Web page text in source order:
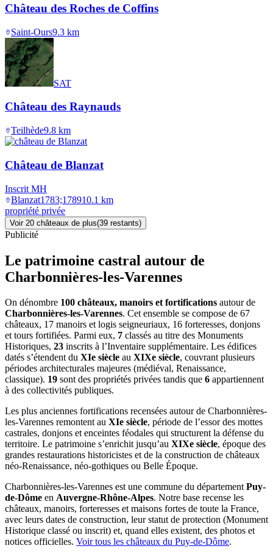
Château des Roches de Coffins
Saint-Ours9.3 km
SAT
Château des Raynauds
Teilhède9.8 km
Château de Blanzat
Inscrit MH
Blanzat1783;178910.1 km
propriété privée
Voir 20 châteaux de plus(39 restants)
Publicité
Le patrimoine castral autour de
Charbonnières-les-Varennes
On dénombre 100 châteaux, manoirs et fortifications autour de
Charbonnières-les-Varennes. Cet ensemble se compose de 67
châteaux, 17 manoirs et logis seigneuriaux, 16 forteresses, donjons
et tours fortifiées. Parmi eux, 7 classés au titre des Monuments
Historiques, 23 inscrits à l’Inventaire supplémentaire. Les édifices
datés s’étendent du XIe siècle au XIXe siècle, couvrant plusieurs
périodes architecturales majeures (médiéval, Renaissance,
classique). 19 sont des propriétés privées tandis que 6 appartiennent
à des collectivités publiques.
Les plus anciennes fortifications recensées autour de Charbonnières-
les-Varennes remontent au XIe siècle, période de l’essor des mottes
castrales, donjons et enceintes féodales qui structurent la défense du
territoire. Le patrimoine s’enrichit jusqu’au XIXe siècle, époque des
grandes restaurations historicistes et de la construction de châteaux
néo-Renaissance, néo-gothiques ou Belle Époque.
Charbonnières-les-Varennes est une commune du départementPuy-
de-Dôme en Auvergne-Rhône-Alpes. Notre base recense les
châteaux, manoirs, forteresses et maisons fortes de toute la France,
avec leurs dates de construction, leur statut de protection (Monument
Historique classé ou inscrit) et, quand elles existent, des photos et
notices officielles. Voir tous les châteaux du Puy-de-Dôme.